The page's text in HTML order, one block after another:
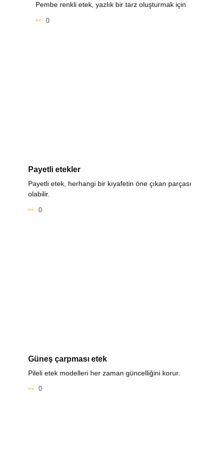
Pembe renkli etek, yazlık bir tarz oluşturmak için
0
Payetli etekler
Payetli etek, herhangi bir kıyafetin öne çıkan parçası
olabilir.
0
Güneş çarpması etek
Pileli etek modelleri her zaman güncelliğini korur.
0